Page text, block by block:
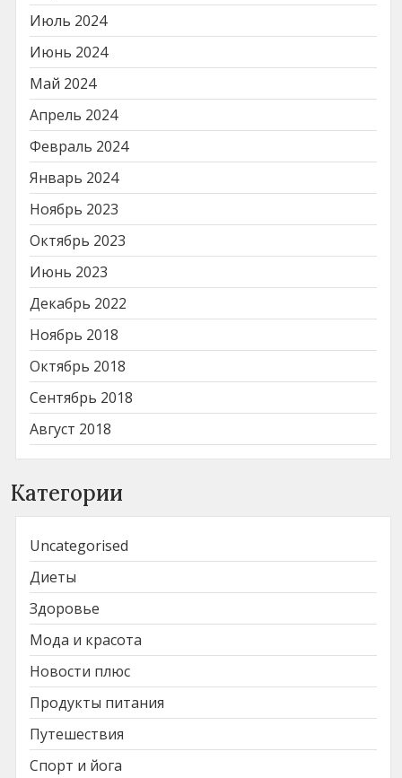
Июль 2024
Июнь 2024
Май 2024
Апрель 2024
Февраль 2024
Январь 2024
Ноябрь 2023
Октябрь 2023
Июнь 2023
Декабрь 2022
Ноябрь 2018
Октябрь 2018
Сентябрь 2018
Август 2018
Категории
Uncategorised
Диеты
Здоровье
Мода и красота
Новости плюс
Продукты питания
Путешествия
Спорт и йога